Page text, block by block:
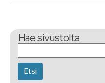
Hae sivustolta